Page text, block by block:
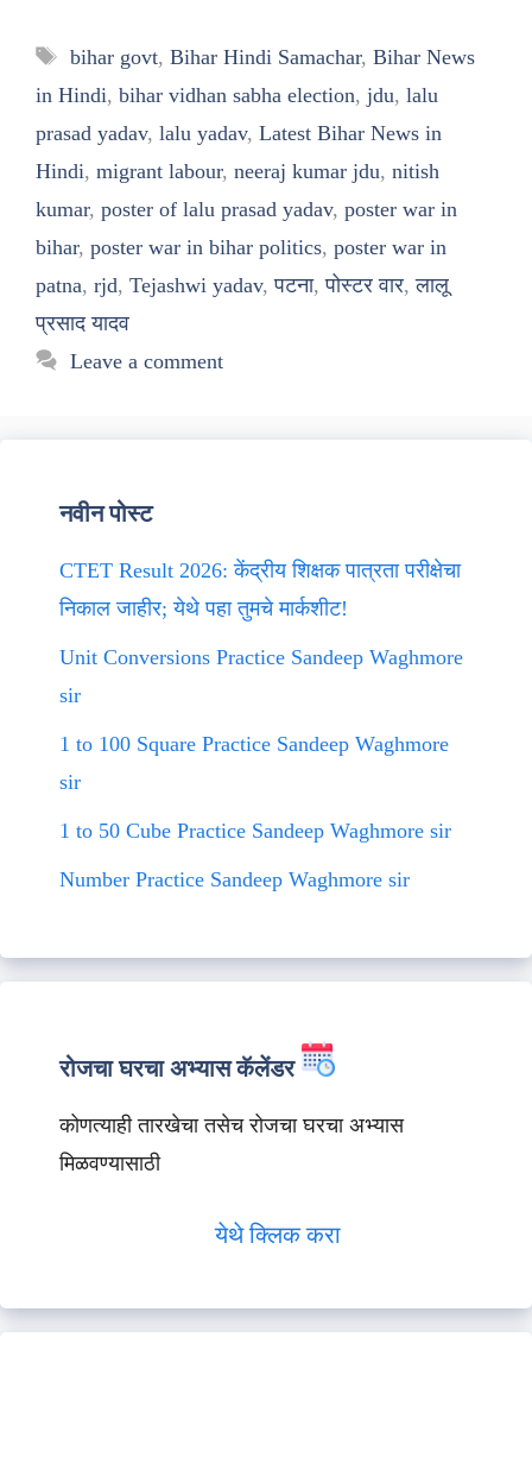
Tags
bihar govt, Bihar Hindi Samachar, Bihar News
in Hindi, bihar vidhan sabha election, jdu, lalu
prasad yadav, lalu yadav, Latest Bihar News in
Hindi, migrant labour, neeraj kumar jdu, nitish
kumar, poster of lalu prasad yadav, poster war in
bihar, poster war in bihar politics, poster war in
patna, rjd, Tejashwi yadav,पटना,पोस्टर वार,लालू
प्रसाद यादव
Leave a comment
नवीन पोस्ट
CTET Result 2026: केंद्रीय शिक्षक पात्रता परीक्षेचा
निकाल जाहीर; येथे पहा तुमचे मार्कशीट!
Unit Conversions Practice Sandeep Waghmore
sir
1 to 100 Square Practice Sandeep Waghmore
sir
1 to 50 Cube Practice Sandeep Waghmore sir
Number Practice Sandeep Waghmore sir
रोजचा घरचा अभ्यास कॅलेंडर
कोणत्याही तारखेचा तसेच रोजचा घरचा अभ्यास
मिळवण्यासाठी
येथे क्लिक करा